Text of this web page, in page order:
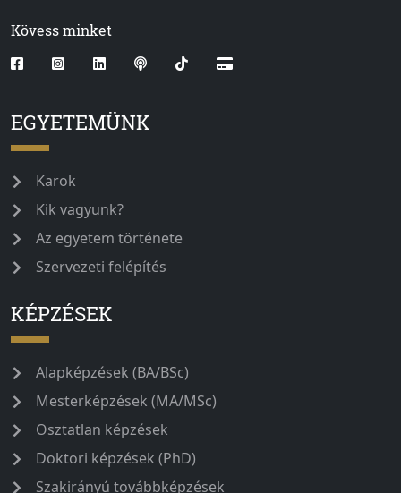
Kövess minket
EGYETEMÜNK
Karok
Kik vagyunk?
Az egyetem története
Szervezeti felépítés
KÉPZÉSEK
Alapképzések (BA/BSc)
Mesterképzések (MA/MSc)
Osztatlan képzések
Doktori képzések (PhD)
Szakirányú továbbképzések